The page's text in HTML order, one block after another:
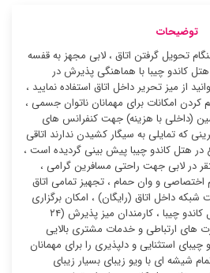
توضیحات
تحویل گرفتن اتاق ، لابی مجهز به قفسه
کاندو چیبا با هماهنگی پذیرش در
از میز تحریر داخل اتاق استفاده نمایید ،
کردن امکانات برای مهمانان ناتوان جسمی ،
(داخلی با هزینه) جهت کنفرانس های
که تمایلی به سیگار کشیدن ندارند اتاقی
در هتل کاندو چیبا پیش بینی گردیده است ،
در لابی جهت راحتی مسافرین گرامی ،
و وان حمام ، تجهیز تمامی اتاق
شبکه داخل اتاق (رایگان) ، امکان برگزاری
مسابقه کارائوکه در کازینو هتل کاندو چیبا ، کارمندان میز پذیرش (۲۴
های ارتباطی و خدمات مشتری بالایی
چیبای استثنایی و دلپذیری را برای مهمانان
شیشه ای با ویو زیبای بسیار زیبای